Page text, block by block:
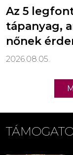
Az 5
tápanyag,
nőnek
2026.08.05.